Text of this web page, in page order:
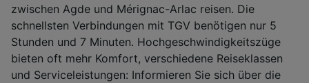
zwischen Agde und Mérignac-Arlac reisen. Die
schnellsten Verbindungen mit TGV benötigen nur 5
Stunden und 7 Minuten. Hochgeschwindigkeitszüge
bieten oft mehr Komfort, verschiedene Reiseklassen
und Serviceleistungen: Informieren Sie sich über die